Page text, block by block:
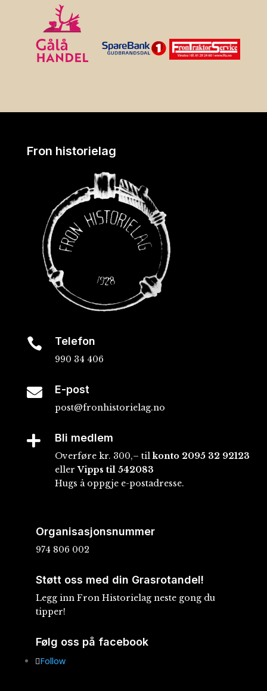
Fron historielag
 Telefon
990 34 406
 E-post
post@fronhistorielag.no
 Bli medlem
Overføre kr. 300,– tilkonto 2095 32 92123
ellerVipps til 542083
Hugs å oppgje e-postadresse.
Organisasjonsnummer
974 806 002
Støtt oss med din Grasrotandel!
Legg inn Fron Historielag neste gong du
tipper!
Følg oss på facebook
Follow